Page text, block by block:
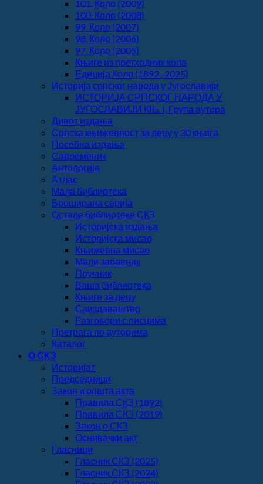
101. Коло (2009)
100. Коло (2008)
99. Коло (2007)
98. Коло (2006)
97. Коло (2005)
Књиге из претходних кола
Едиција Коло (1892‒2025)
Историја српског народа у Југославији
ИСТОРИЈА СРПСКОГ НАРОДА У
ЈУГОСЛАВИЈИ КЊ. I, Група аутора
Дивот издања
Српска књижевност за децу у 30 књига
Посебна издања
Савременик
Антологије
Атлас
Мала библиотека
Броширана серија
Остале библиотеке СКЗ
Историјска издања
Историјска мисао
Књижевна мисао
Мали забавник
Поучник
Ваша библиотека
Књиге за децу
Саиздаваштво
Разговори с писцима
Претрага по ауторима
Каталог
О СКЗ
Историјат
Председници
Закон и општа акта
Правила СКЗ (1892)
Правила СКЗ (2019)
Закон о СКЗ
Оснивачки акт
Гласници
Гласник СКЗ (2025)
Гласник СКЗ (2024)